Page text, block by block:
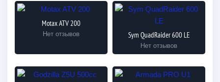
Motax ATV 200
Нет отзывов Sym QuadRaider 600 LE
Нет отзывов